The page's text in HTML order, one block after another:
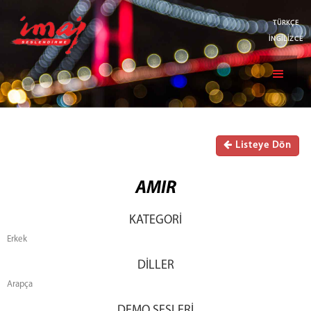
TÜRKÇE
İNGİLİZCE
Listeye Dön
AMIR
KATEGORİ
Erkek
DİLLER
Arapça